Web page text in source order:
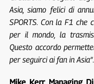
Asia, siamo felici di
SPORTS. Con la F1
per il mondo, la
Questo accordo
per seguirci ai fan in Asia”.